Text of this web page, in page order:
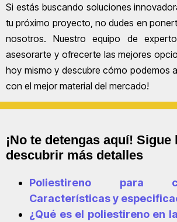
Si estás buscando soluciones
tu próximo proyecto, no dudes en
nosotros. Nuestro equipo de
asesorarte y ofrecerte las mejores
hoy mismo y descubre cómo podemos
con el mejor material del mercado!
¡No te detengas aquí!
descubrir más detalles
Poliestireno para
Características y
¿Qué es el poliestireno en